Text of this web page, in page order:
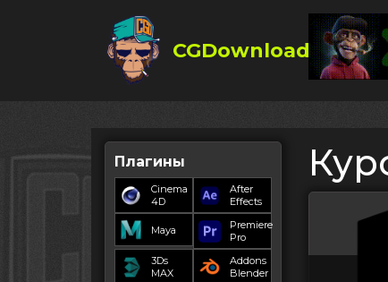
CGDownload
Плагины
Cinema
4D
After
Effects
Maya
Premiere
Pro
3Ds
MAX
Addons
Blender